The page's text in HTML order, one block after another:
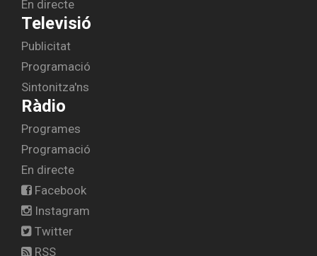
En directe
Televisió
Publicitat
Programació
Sintonitza'ns
Ràdio
Programes
Programació
En directe
Facebook
Instagram
Twitter
RSS